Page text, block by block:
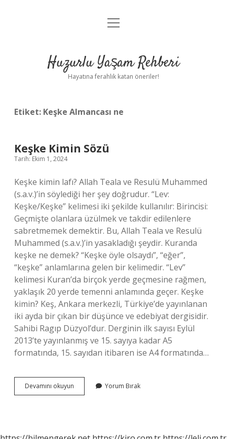
Anasayfa
Yasal Uyarı
menüyü
Huzurlu Yaşam Rehberi
Hayatına ferahlık katan öneriler!
Etiket: Keşke Almancası ne
Keşke Kimin Sözü
Tarih: Ekim 1, 2024
Keşke kimin lafı? Allah Teala ve Resulü Muhammed
(s.a.v.)’in söylediği her şey doğrudur. “Lev:
Keşke/Keşke” kelimesi iki şekilde kullanılır: Birincisi:
Geçmişte olanlara üzülmek ve takdir edilenlere
sabretmemek demektir. Bu, Allah Teala ve Resulü
Muhammed (s.a.v.)’in yasakladığı şeydir. Kuranda
keşke ne demek? “Keşke öyle olsaydı”, “eğer”,
“keşke” anlamlarına gelen bir kelimedir. “Lev”
kelimesi Kuran’da birçok yerde geçmesine rağmen,
yaklaşık 20 yerde temenni anlamında geçer. Keşke
kimin? Keş, Ankara merkezli, Türkiye’de yayınlanan
iki ayda bir çıkan bir düşünce ve edebiyat dergisidir.
Sahibi Ragıp Düzyol’dur. Derginin ilk sayısı Eylül
2013’te yayınlanmış ve 15. sayıya kadar A5
formatında, 15. sayıdan itibaren ise A4 formatında…
Devamını okuyun
Kimin
Yorum Bırak